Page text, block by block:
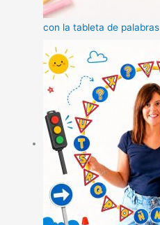
con la tableta de palabras